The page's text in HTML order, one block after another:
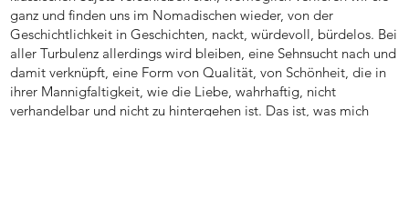
ganz und finden uns im Nomadischen wieder, von der
Geschichtlichkeit in Geschichten, nackt, würdevoll, bürdelos. Bei
aller Turbulenz allerdings wird bleiben, eine Sehnsucht nach und
damit verknüpft, eine Form von Qualität, von Schönheit, die in
ihrer Mannigfaltigkeit, wie die Liebe, wahrhaftig, nicht
verhandelbar und nicht zu hintergehen ist. Das ist, was mich